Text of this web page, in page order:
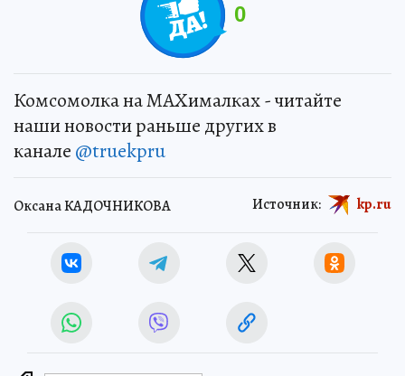
0
Комсомолка на MAXималках - читайте
наши новости раньше других в
канале @truekpru
Оксана КАДОЧНИКОВА Источник: kp.ru